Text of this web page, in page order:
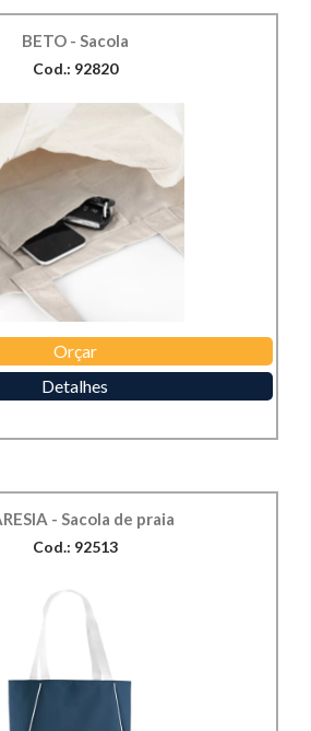
BETO - Sacola
Cod.: 92820
Orçar
Detalhes
- Sacola de praia
Cod.: 92513